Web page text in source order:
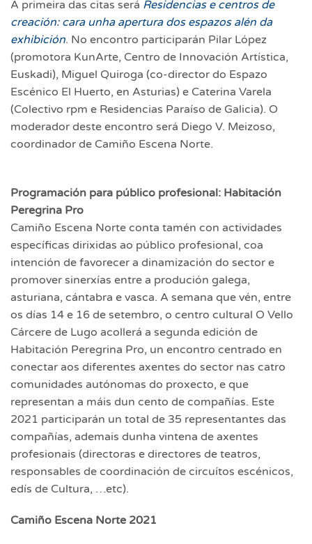
A primeira das citas será Residencias e centros de
creación: cara unha apertura dos espazos alén da
exhibición. No encontro participarán Pilar López
(promotora KunArte, Centro de Innovación Artística,
Euskadi), Miguel Quiroga (co-director do Espazo
Escénico El Huerto, en Asturias) e Caterina Varela
(Colectivo rpm e Residencias Paraíso de Galicia). O
moderador deste encontro será Diego V. Meizoso,
coordinador de Camiño Escena Norte.
Programación para público profesional: Habitación
Peregrina Pro
Camiño Escena Norte conta tamén con actividades
específicas dirixidas ao público profesional, coa
intención de favorecer a dinamización do sector e
promover sinerxías entre a produción galega,
asturiana, cántabra e vasca. A semana que vén, entre
os días 14 e 16 de setembro, o centro cultural O Vello
Cárcere de Lugo acollerá a segunda edición de
Habitación Peregrina Pro, un encontro centrado en
conectar aos diferentes axentes do sector nas catro
comunidades autónomas do proxecto, e que
representan a máis dun cento de compañías. Este
2021 participarán un total de 35 representantes das
compañías, ademais dunha vintena de axentes
profesionais (directoras e directores de teatros,
responsables de coordinación de circuítos escénicos,
edís de Cultura, …etc).
Camiño Escena Norte 2021